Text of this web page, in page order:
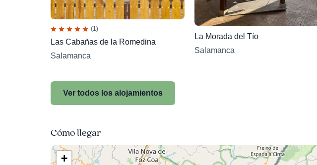
(1)
Las Cabañas de la Romedina
Salamanca
La Morada del Tío
Salamanca
Ver todos los alojamientos
Cómo llegar
+